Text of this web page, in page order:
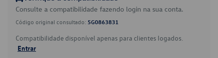
Consulte a compatibilidade fazendo login na sua conta.
Código original consultado: 5G0863831
Compatibilidade disponível apenas para clientes logados.
Entrar